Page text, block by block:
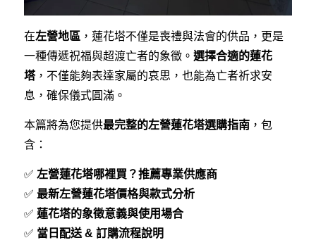
在左營地區 ，蓮花塔不僅是喪禮與法會的供品，更是
一種傳遞祝福與超渡亡者的象徵。 選擇合適的蓮花
塔，不僅能夠表達家屬的哀思，也能為亡者祈求安
息，確保儀式圓滿。
本篇將為您提供最完整的左營蓮花塔選購指南，包
含：
✅ 左營蓮花塔哪裡買？推薦專業供應商
✅ 最新左營蓮花塔價格與款式分析
✅ 蓮花塔的象徵意義與使用場合
✅ 當日配送 & 訂購流程說明